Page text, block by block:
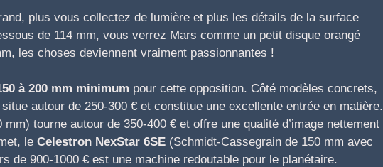
plus vous collectez de lumière et plus les détails de la surface
de 114 mm, vous verrez Mars comme un petit disque orangé
les choses deviennent vraiment passionnantes !
à 200 mm minimum pour cette opposition. Côté modèles concrets,
autour de 250-300 € et constitue une excellente entrée en matière.
mm) tourne autour de 350-400 € et offre une qualité d’image nettement
le Celestron NexStar 6SE (Schmidt-Cassegrain de 150 mm avec
de 900-1000 € est une machine redoutable pour le planétaire.